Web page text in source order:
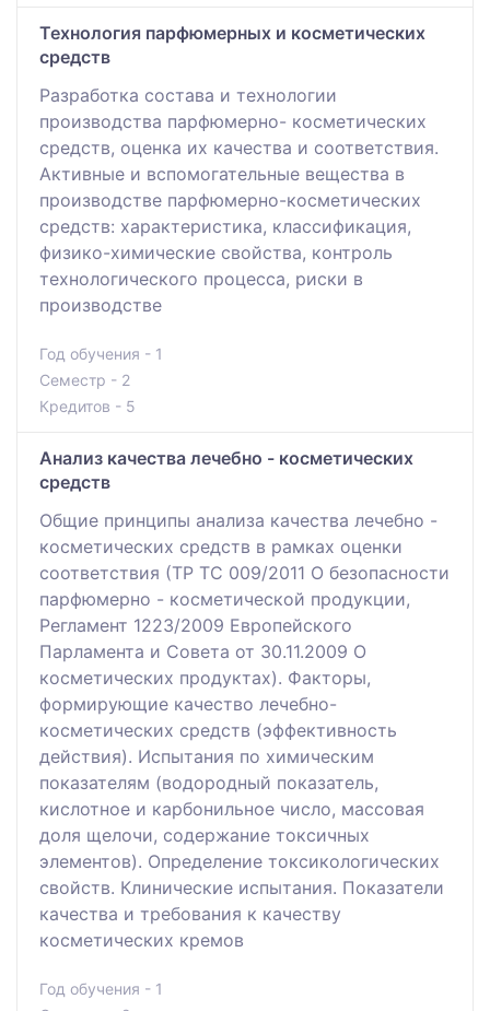
Технология парфюмерных и косметических
средств
Разработка состава и технологии
производства парфюмерно- косметических
средств, оценка их качества и соответствия.
Активные и вспомогательные вещества в
производстве парфюмерно-косметических
средств: характеристика, классификация,
физико-химические свойства, контроль
технологического процесса, риски в
производстве
Год обучения - 1
Семестр - 2
Кредитов - 5
Анализ качества лечебно - косметических
средств
Общие принципы анализа качества лечебно -
косметических средств в рамках оценки
соответствия (ТР ТС 009/2011 О безопасности
парфюмерно - косметической продукции,
Регламент 1223/2009 Европейского
Парламента и Совета от 30.11.2009 О
косметических продуктах). Факторы,
формирующие качество лечебно-
косметических средств (эффективность
действия). Испытания по химическим
показателям (водородный показатель,
кислотное и карбонильное число, массовая
доля щелочи, содержание токсичных
элементов). Определение токсикологических
свойств. Клинические испытания. Показатели
качества и требования к качеству
косметических кремов
Год обучения - 1